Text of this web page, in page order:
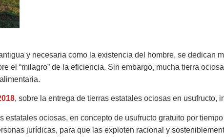
y necesaria como la existencia del hombre, se dedican
el “milagro” de la eficiencia. Sin embargo, mucha tierra
, sobre la entrega de tierras estatales ociosas en usufructo,
estatales ociosas, en concepto de usufructo gratuito por
jurídicas, para que las exploten racional y